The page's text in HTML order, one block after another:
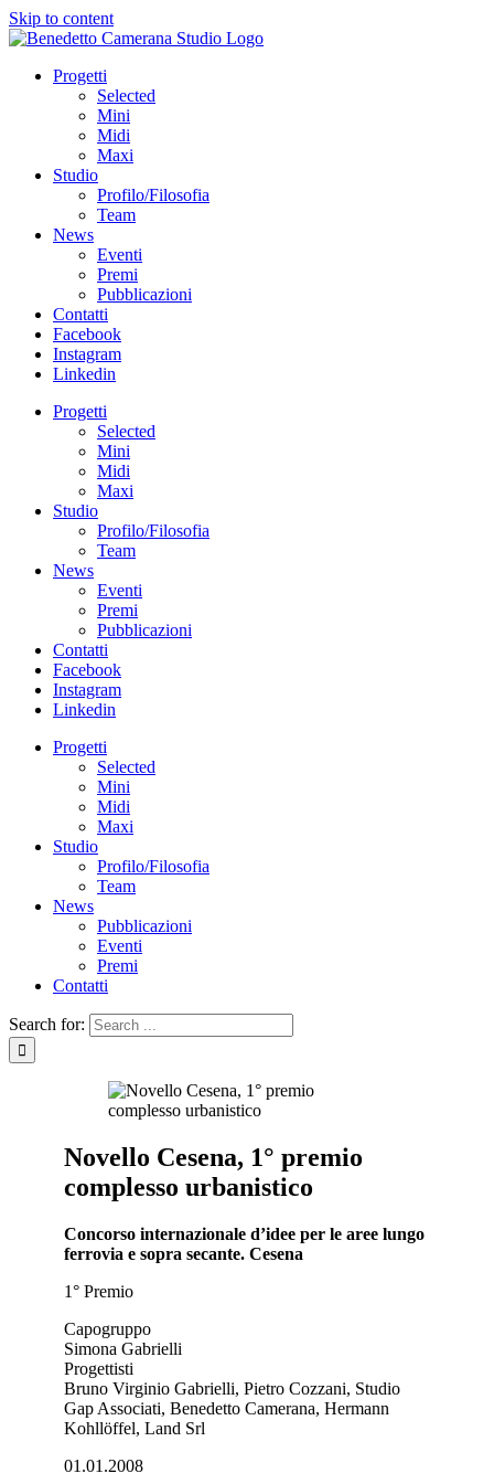
Skip to content
Progetti
Selected
Mini
Midi
Maxi
Studio
Profilo/Filosofia
Team
News
Eventi
Premi
Pubblicazioni
Contatti
Facebook
Instagram
Linkedin
Progetti
Selected
Mini
Midi
Maxi
Studio
Profilo/Filosofia
Team
News
Eventi
Premi
Pubblicazioni
Contatti
Facebook
Instagram
Linkedin
Progetti
Selected
Mini
Midi
Maxi
Studio
Profilo/Filosofia
Team
News
Pubblicazioni
Eventi
Premi
Contatti
Search for:
Novello Cesena, 1° premio
complesso urbanistico
Concorso internazionale d’idee per le aree lungo
ferrovia e sopra secante. Cesena
1° Premio
Capogruppo
Simona Gabrielli
Progettisti
Bruno Virginio Gabrielli, Pietro Cozzani, Studio
Gap Associati, Benedetto Camerana, Hermann
Kohllöffel, Land Srl
01.01.2008